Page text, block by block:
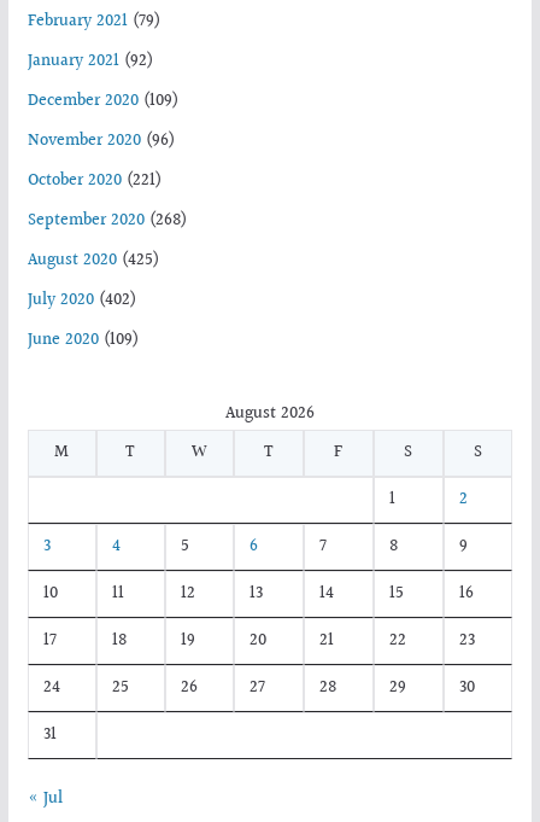
February 2021(79)
January 2021(92)
December 2020(109)
November 2020(96)
October 2020(221)
September 2020(268)
August 2020(425)
July 2020(402)
June 2020(109)
August 2026
M
T W T F S
S
1
2
3
4 5 6 7 8
9
10
11 12 13 14 15
16
17
18 19 20 21 22
23
24
25 26 27 28 29
30
31
« Jul